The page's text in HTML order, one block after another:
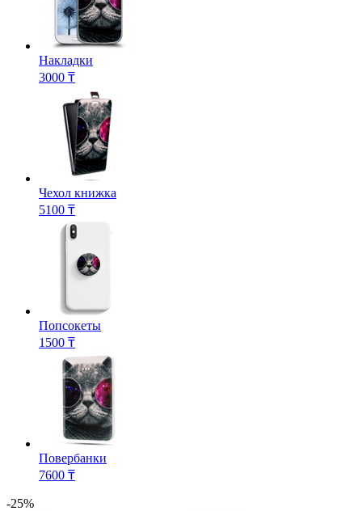
Накладки
3000 ₸
Чехол книжка
5100 ₸
Попсокеты
1500 ₸
Повербанки
7600 ₸
-25%